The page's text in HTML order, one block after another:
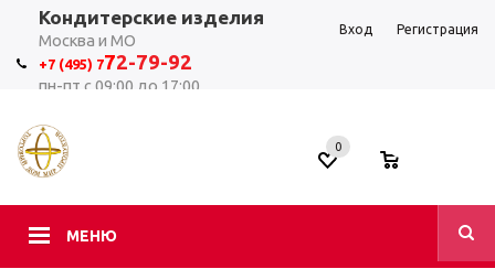
Кондитерские изделия
Москва и МО
+7 (495) 772-79-92
пн-пт с 09:00 до 17:00
Вход Регистрация
МЕНЮ
0